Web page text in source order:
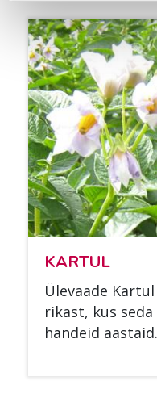
KAR­TUL
Üle­vaa­de
ri­kast, kus
han­deid